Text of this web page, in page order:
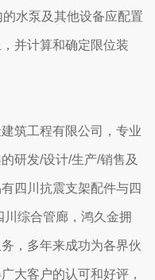
水泵及其他设备应配置
并计算和确定限位装
筑工程有限公司，专业
研发/设计/生产/销售及
四川抗震支架配件与四
综合管廊，鸿久金拥
，多年来成功为各界伙
大客户的认可和好评，